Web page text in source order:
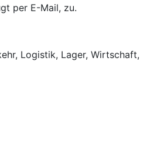
per E-Mail, zu.
Logistik, Lager, Wirtschaft,